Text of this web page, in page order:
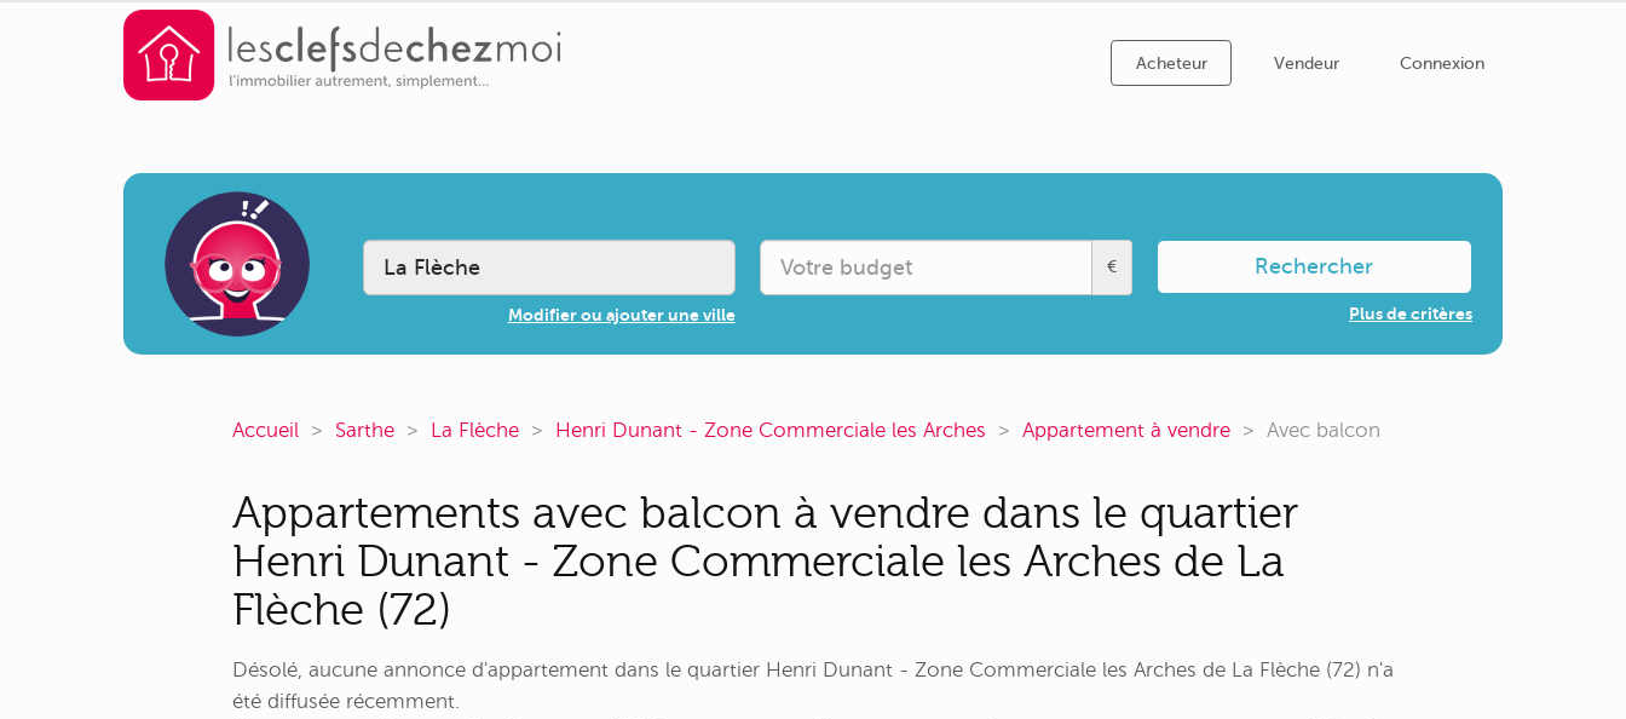
Acheteur Vendeur Connexion
Modifier ou ajouter une ville
€ Rechercher
Plus de critères
Accueil Sarthe La Flèche Henri Dunant - Zone Commerciale les Arches Appartement à vendre Avec balcon
Appartements avec balcon à vendre dans le quartier
Henri Dunant - Zone Commerciale les Arches de La
Flèche (72)
Désolé, aucune annonce d'appartement dans le quartier Henri Dunant - Zone Commerciale les Arches de La Flèche (72) n'a
été diffusée récemment.